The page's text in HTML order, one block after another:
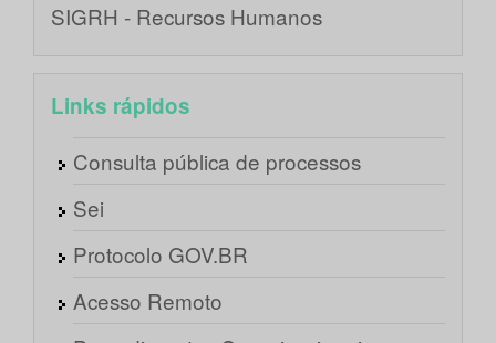
SIGRH - Recursos Humanos
Links rápidos
Consulta pública de processos
Sei
Protocolo GOV.BR
Acesso Remoto